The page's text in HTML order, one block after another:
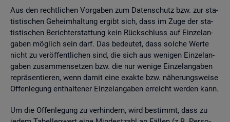
Aus den recht­li­chen Vor­ga­ben zum Da­ten­schutz bzw. zur sta­
tis­ti­schen Ge­heim­hal­tung er­gibt sich, dass im Zuge der sta­
tis­ti­schen Be­richt­erstat­tung kein Rück­schluss auf Ein­zel­an­
ga­ben mög­lich sein darf. Das be­deu­tet, dass sol­che Werte
nicht zu ver­öf­fent­li­chen sind, die sich aus we­ni­gen Ein­zel­an­
ga­ben zu­sam­men­set­zen bzw. die nur we­ni­ge Ein­zel­an­ga­ben
re­prä­sen­tie­ren, wenn damit eine ex­ak­te bzw. nä­he­rungs­wei­se
Of­fen­le­gung ent­hal­te­ner Ein­zel­an­ga­ben er­reicht wer­den kann.
Um die Of­fen­le­gung zu ver­hin­dern, wird be­stimmt, dass zu